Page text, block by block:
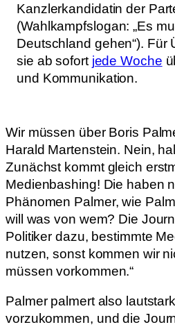
Kanzlerkandidatin der
(Wahlkampfslogan: „Es
Deutschland gehen“). Für
sie ab sofort jede Woche
und Kommunikation.
Wir müssen über Boris
Harald Martenstein. Nein,
Zunächst kommt gleich
Medienbashing! Die haben
Phänomen Palmer, wie
will was von wem? Die
Politiker dazu, bestimmte
nutzen, sonst kommen wir
müssen vorkommen.“
Palmer palmert also
vorzukommen, und die